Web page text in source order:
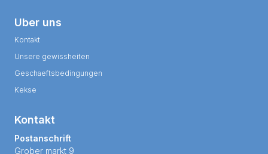
Uber uns
Kontakt
Unsere gewissheiten
Geschaeftsbedingungen
Kekse
Kontakt
Postanschrift
Grober markt 9